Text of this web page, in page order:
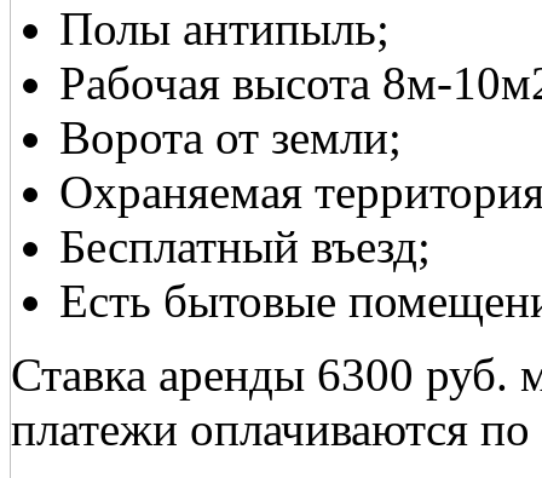
Полы антипыль;
Рабочая высота 8м-
Ворота от земли;
Охраняемая
Бесплатный въезд;
Есть бытовые
Ставка аренды 6300
платежи оплачиваются